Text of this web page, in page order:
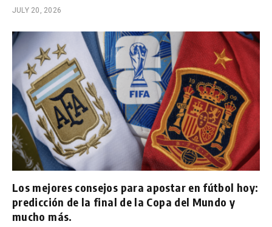
JULY 20, 2026
Los mejores consejos para apostar en fútbol hoy:
predicción de la final de la Copa del Mundo y
mucho más.